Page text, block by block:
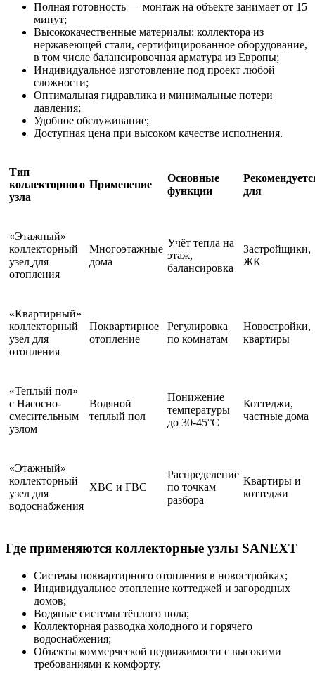
Полная готовность — монтаж на объекте занимает от 15
минут;
Высококачественные материалы: коллектора из
нержавеющей стали, сертифицированное оборудование,
в том числе балансировочная арматура из Европы;
Индивидуальное изготовление под проект любой
сложности;
Оптимальная гидравлика и минимальные потери
давления;
Удобное обслуживание;
Доступная цена при высоком качестве исполнения.
Тип
коллекторного
узла
Применение
Основные
функции
для
«Этажный»
коллекторный
узел для
отопления
Многоэтажные
дома
Учёт тепла на
этаж,
балансировка
Застройщики,
ЖК
«Квартирный»
коллекторный
узел для
отопления
Поквартирное
отопление
Регулировка
по комнатам
Новостройки,
квартиры
«Теплый пол»
с Насосно-
смесительным
узлом
Водяной
теплый пол
Понижение
температуры
до 30-45°C
Коттеджи,
частные дома
«Этажный»
коллекторный
узел для
водоснабжения
ХВС и ГВС
Распределение
по точкам
разбора
Квартиры и
коттеджи
Где применяются коллекторные узлы SANEXT
Системы поквартирного отопления в новостройках;
Индивидуальное отопление коттеджей и загородных
домов;
Водяные системы тёплого пола;
Коллекторная разводка холодного и горячего
водоснабжения;
Объекты коммерческой недвижимости с высокими
требованиями к комфорту.